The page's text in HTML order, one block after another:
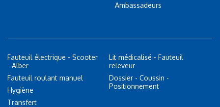
Ambassadeurs
Fauteuil électrique - Scooter
- Alber
Fauteuil roulant manuel
Hygiène
Transfert
Lit médicalisé - Fauteuil
releveur
Dossier - Coussin -
Positionnement